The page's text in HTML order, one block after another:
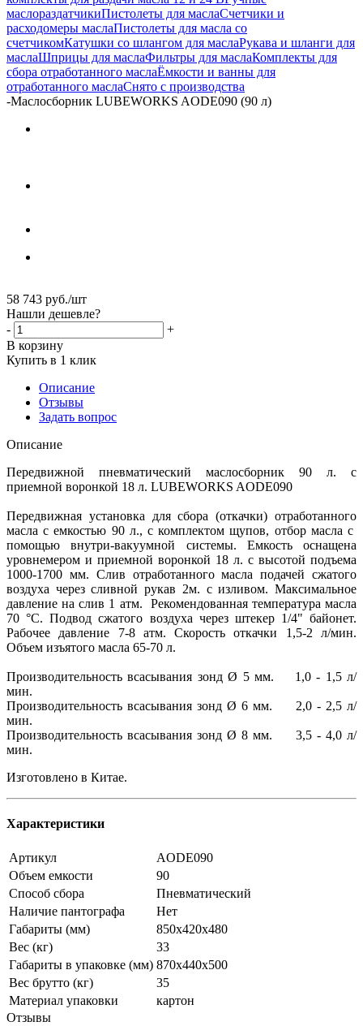
маслораздатчикиПистолеты для маслаСчетчики и
расходомеры маслаПистолеты для масла со
счетчикомКатушки со шлангом для маслаРукава и шланги для
маслаШприцы для маслаФильтры для маслаКомплекты для
сбора отработанного маслаЁмкости и ванны для
отработанного маслаСнято с производства
-Маслосборник LUBEWORKS AODE090 (90 л)
58 743 руб./шт
Нашли дешевле?
-
+
В корзину
Купить в 1 клик
Описание
Отзывы
Задать вопрос
Описание
Передвижной пневматический маслосборник 90 л. с
приемной воронкой 18 л. LUBEWORKS AODE090
Передвижная установка для сбора (откачки) отработанного
масла с емкостью 90 л., с комплектом щупов, отбор масла с
помощью внутри-вакуумной системы. Емкость оснащена
уровнемером и приемной воронкой 18 л. с высотой подъема
1000-1700 мм. Слив отработанного масла подачей сжатого
воздуха через сливной рукав 2м. с изливом. Максимальное
давление на слив 1 атм. Рекомендованная температура масла
70 °C. Подвод сжатого воздуха через штекер 1/4" байонет.
Рабочее давление 7-8 атм. Скорость откачки 1,5-2 л/мин.
Объем изъятого масла 65-70 л.
Производительность всасывания зонд Ø 5 мм. 1,0 - 1,5 л/
мин.
Производительность всасывания зонд Ø 6 мм. 2,0 - 2,5 л/
мин.
Производительность всасывания зонд Ø 8 мм. 3,5 - 4,0 л/
мин.
Изготовлено в Китае.
Характеристики
Артикул
AODE090
Объем емкости
90
Способ сбора
Пневматический
Наличие пантографа
Нет
Габариты (мм)
850х420х480
Вес (кг)
33
Габариты в упаковке (мм) 870x440x500
Вес брутто (кг)
35
Материал упаковки
картон
Отзывы